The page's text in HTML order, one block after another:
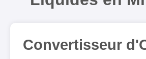
Convertisseur